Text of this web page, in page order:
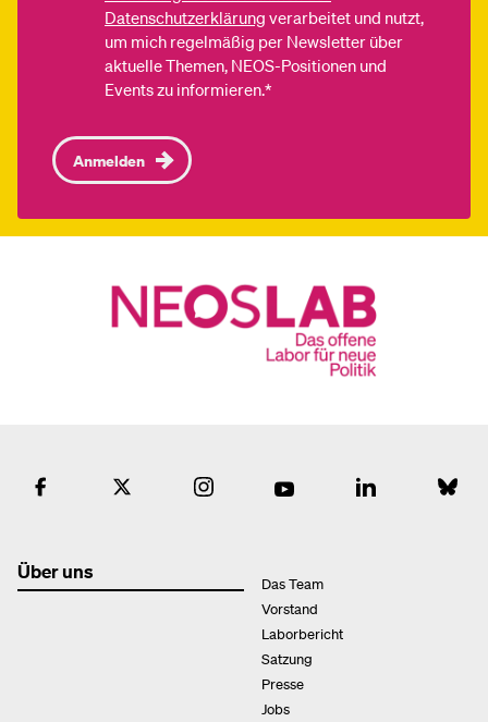
Datenschutzerklärung verarbeitet und nutzt,
um mich regelmäßig per Newsletter über
aktuelle Themen, NEOS-Positionen und
Events zu informieren.*
Anmelden
Über uns
Das Team
Vorstand
Laborbericht
Satzung
Presse
Jobs